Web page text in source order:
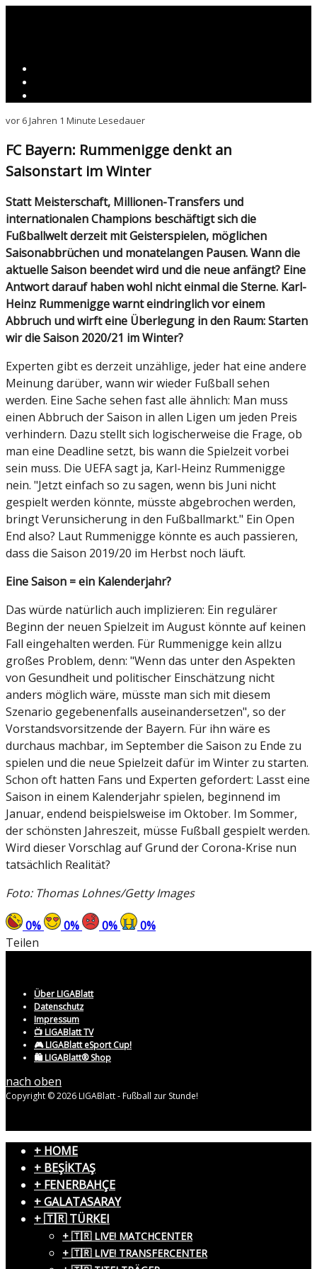
vor 6 Jahren 1 Minute Lesedauer
FC Bayern: Rummenigge denkt an
Saisonstart im Winter
Statt Meisterschaft, Millionen-Transfers und
internationalen Champions beschäftigt sich die
Fußballwelt derzeit mit Geisterspielen, möglichen
Saisonabbrüchen und monatelangen Pausen. Wann die
aktuelle Saison beendet wird und die neue anfängt? Eine
Antwort darauf haben wohl nicht einmal die Sterne. Karl-
Heinz Rummenigge warnt eindringlich vor einem
Abbruch und wirft eine Überlegung in den Raum: Starten
wir die Saison 2020/21 im Winter?
Experten gibt es derzeit unzählige, jeder hat eine andere
Meinung darüber, wann wir wieder Fußball sehen
werden. Eine Sache sehen fast alle ähnlich: Man muss
einen Abbruch der Saison in allen Ligen um jeden Preis
verhindern. Dazu stellt sich logischerweise die Frage, ob
man eine Deadline setzt, bis wann die Spielzeit vorbei
sein muss. Die UEFA sagt ja, Karl-Heinz Rummenigge
nein. "Jetzt einfach so zu sagen, wenn bis Juni nicht
gespielt werden könnte, müsste abgebrochen werden,
bringt Verunsicherung in den Fußballmarkt." Ein Open
End also? Laut Rummenigge könnte es auch passieren,
dass die Saison 2019/20 im Herbst noch läuft.
Eine Saison = ein Kalenderjahr?
Das würde natürlich auch implizieren: Ein regulärer
Beginn der neuen Spielzeit im August könnte auf keinen
Fall eingehalten werden. Für Rummenigge kein allzu
großes Problem, denn: "Wenn das unter den Aspekten
von Gesundheit und politischer Einschätzung nicht
anders möglich wäre, müsste man sich mit diesem
Szenario gegebenenfalls auseinandersetzen", so der
Vorstandsvorsitzende der Bayern. Für ihn wäre es
durchaus machbar, im September die Saison zu Ende zu
spielen und die neue Spielzeit dafür im Winter zu starten.
Schon oft hatten Fans und Experten gefordert: Lasst eine
Saison in einem Kalenderjahr spielen, beginnend im
Januar, endend beispielsweise im Oktober. Im Sommer,
der schönsten Jahreszeit, müsse Fußball gespielt werden.
Wird dieser Vorschlag auf Grund der Corona-Krise nun
tatsächlich Realität?
Foto: Thomas Lohnes/Getty Images
0% 0% 0% 0%
Teilen
Über LIGABlatt
Datenschutz
Impressum
📺 LIGABlatt TV
🎮 LIGABlatt eSport Cup!
🛍️ LIGABlatt® Shop
nach oben
Copyright © 2026 LIGABlatt - Fußball zur Stunde!
+ HOME
+ BEŞİKTAŞ
+ FENERBAHÇE
+ GALATASARAY
+ 🇹🇷 TÜRKEI
+ 🇹🇷 LIVE! MATCHCENTER
+ 🇹🇷 LIVE! TRANSFERCENTER